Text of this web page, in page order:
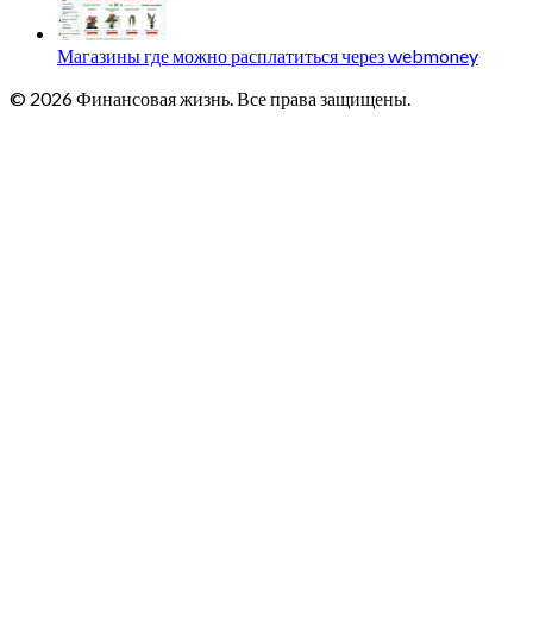
Магазины где можно расплатиться через webmoney
© 2026 Финансовая жизнь. Все права защищены.